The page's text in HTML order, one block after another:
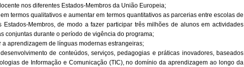
nos diferentes Estados-Membros da União Europeia;
termos qualitativos e aumentar em termos quantitativos as parcerias entre escolas de
Estados-Membros, de modo a fazer participar três milhões de alunos em actividades
conjuntas durante o período de vigência do programa;
a aprendizagem de línguas modernas estrangeiras;
de conteúdos, serviços, pedagogias e práticas inovadores, baseados
de Informação e Comunicação (TIC), no domínio da aprendizagem ao longo da